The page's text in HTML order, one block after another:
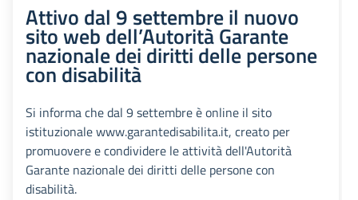
Attivo dal 9 settembre il nuovo
sito web dell’Autorità Garante
nazionale dei diritti delle persone
con disabilità
Si informa che dal 9 settembre è online il sito
istituzionale www.garantedisabilita.it, creato per
promuovere e condividere le attività dell'Autorità
Garante nazionale dei diritti delle persone con
disabilità.